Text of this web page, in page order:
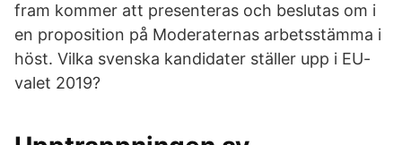
fram kommer att presenteras och beslutas om i
en proposition på Moderaternas arbetsstämma i
höst. Vilka svenska kandidater ställer upp i EU-
valet 2019?